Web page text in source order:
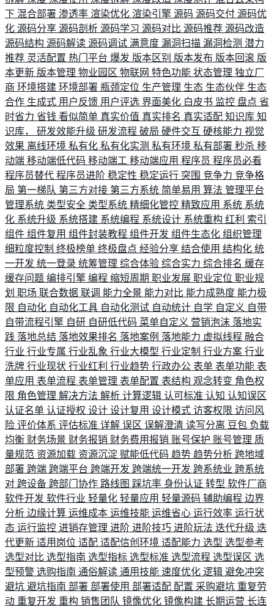
下 混合部署 渗透率 渲染优化 渲染引擎 源码 源码交付 源码优
化 源码分享 源码剖析 源码学习 源码对比 源码推荐 源码改造
源码结构 源码解读 源码调试 满意度 漏洞扫描 漏洞检测 潜力
推荐 灵活配置 热门平台 爆发 版本区别 版本发布 版本回滚 版
本更新 版本管理 物业园区 物联网 特色功能 状态管理 独立厂
商 环境搭建 环境部署 瓶颈定位 生产管理 生态 生态伙伴 生态
合作 生成式 用户反馈 用户评选 界面美化 白皮书 监控 盘点 省
时省力 省钱 看似简单 真实价值 真实排名 真实适配 知识库 知
识库， 研发效能升级 研发流程 破局 硬件交互 硬核能力 视觉
效果 离线环境 私有化 私有化实测 私有环境 私有部署 秒杀 移
动端 移动端低代码 移动端工 移动端应用 程序员 程序员必看
程序员替代 程序员进阶 稳定性 稳定运行 突围 竞争力 竞争格
局 第一梯队 第三方对接 第三方系统 简单易用 算法 管理平台
管理系统 类型安全 类型系统 精细化管控 精致应用 系统 系统
化 系统升级 系统搭建 系统编程 系统设计 系统重构 红利 索引
组件 组件复用 组件封装教程 组件开发 组件生态化 组织管理
细粒度控制 终极榜单 终极盘点 经验分享 结合使用 结构化 统
一开发 统一登录 统筹管理 综合体验 综合实力 综合排名 缓存
缓存问题 编排引擎 编程 缩短周期 职业发展 职业定位 职业规
划 职场 联合数据 联调 能力全景 能力对比 能力成熟度 能力极
限 自动化 自动化工具 自动化测试 自动统计 自学 自定义 自带
自带流程引擎 自研 自研低代码 菜单自定义 营销泡沫 落地实
践 落地总结 落地效果排名 落地案例 落地能力 虚拟线程 融合
行业 行业专属 行业乱象 行业大模型 行业定制 行业方案 行业
洗牌 行业现状 行业红利 行业趋势 行政办公 表单 表单功能 表
单应用 表单流程 表单管理 表单配置 表结构 观念转变 角色权
限 角色管理 解决方法 解析 计算逻辑 认可标准 认知 认知误区
认证名单 认证授权 设计 设计复用 设计模式 访客权限 访问风
险 评价体系 评估标准 详解 误区 误解澄清 读写分离 豆包 负载
均衡 财务场景 财务报销 财务费用报销 账号保护 账号管理 质
量规范 资源加载 资源沉淀 赋能低代码 趋势 趋势分析 跨地域
部署 跨端 跨端平台 跨端开发 跨端统一开发 跨系统业 跨系统
对 跨设备 跨部门协作 路线图 踩坑率 身份认证 转型 软件厂商
软件开发 软件行业 轻量化 轻量应用 轻量源码 辅助编程 边界
分析 边缘计算 运维成本 运维技能 运维省心 运行效率 运行状
态 运行监控 进销存管理 进阶 进阶技巧 进阶玩法 迭代升级 迭
代更新 适用岗位 适配 适配信创环境 适配能力 选型 选型参考
选型对比 选型指南 选型指标 选型标准 选型流程 选型误区 选
型预警 选购指南 通俗解读 通用技能 速度优化 逻辑 避免冲突
避坑 避坑指南 部署 部署使用 部署适配 配置 采购避坑 重复劳
动 重复开发 重构 销售团队 镜像优化 镜像构建 长期运营 长连